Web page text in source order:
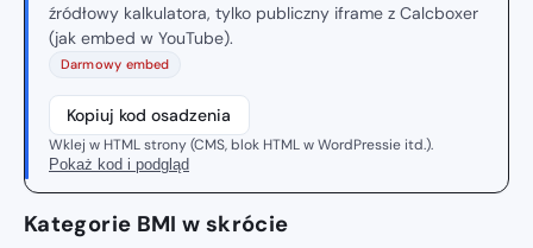
źródłowy kalkulatora, tylko publiczny iframe z Calcboxer
(jak embed w YouTube).
Darmowy embed
Kopiuj kod osadzenia
Wklej w HTML strony (CMS, blok HTML w WordPressie itd.).
Pokaż kod i podgląd
Kategorie BMI w skrócie